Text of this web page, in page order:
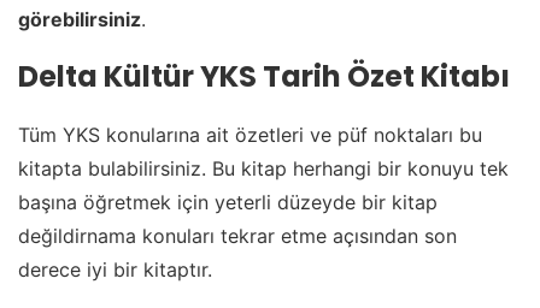
görebilirsiniz.
Delta Kültür YKS Tarih Özet Kitabı
Tüm YKS konularına ait özetleri ve püf noktaları bu
kitapta bulabilirsiniz. Bu kitap herhangi bir konuyu tek
başına öğretmek için yeterli düzeyde bir kitap
değildirnama konuları tekrar etme açısından son
derece iyi bir kitaptır.